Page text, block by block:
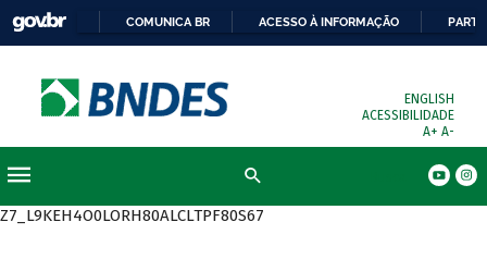
COMUNICA BR ACESSO À INFORMAÇÃO
ENGLISH
ACESSIBILIDADE
A+ A-
Z7_L9KEH4O0LORH80ALCLTPF80S67